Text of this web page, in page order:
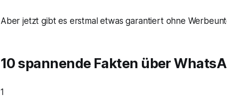
Aber jetzt gibt es erstmal etwas garantiert ohne
10 spannende Fakten über
1